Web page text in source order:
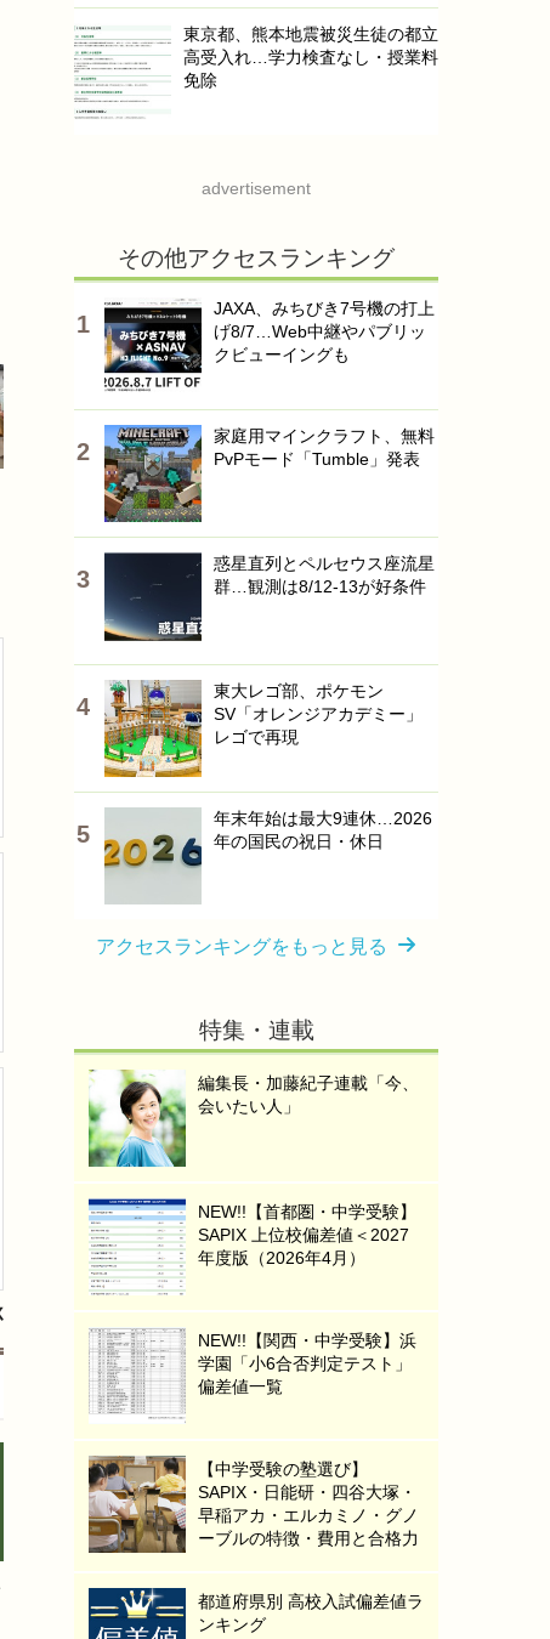
東京都、熊本地震被災生徒の都立
高受入れ…学力検査なし・授業料
免除
advertisement
その他アクセスランキング
JAXA、みちびき7号機の打上
げ8/7…Web中継やパブリッ
クビューイングも
家庭用マインクラフト、無料
PvPモード「Tumble」発表
惑星直列とペルセウス座流星
群…観測は8/12-13が好条件
東大レゴ部、ポケモン
SV「オレンジアカデミー」
レゴで再現
年末年始は最大9連休…2026
年の国民の祝日・休日
アクセスランキングをもっと見る
特集・連載
編集長・加藤紀子連載「今、
会いたい人」
NEW!!【首都圏・中学受験】
SAPIX 上位校偏差値＜2027
年度版（2026年4月）
NEW!!【関西・中学受験】浜
学園「小6合否判定テスト」
偏差値一覧
【中学受験の塾選び】
SAPIX・日能研・四谷大塚・
早稲アカ・エルカミノ・グノ
ーブルの特徴・費用と合格力
都道府県別 高校入試偏差値ラ
ンキング